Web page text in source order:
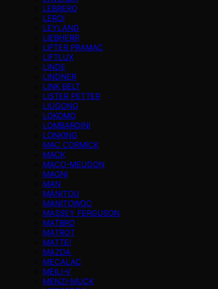
LEBRERO
LEROI
LEYLAND
LIEBHERR
LIFTER PRAMAC
LIFTLUX
LINDE
LINDNER
LINK BELT
LISTER PETTER
LIUGONG
LOKOMO
LOMBARDINI
LONKING
MAC CORMICK
MACK
MACO-MEUDON
MAGNI
MAN
MANITOU
MANITOWOC
MASSEY FERGUSON
MATBRO
MATROT
MATTEI
MAZDA
MECALAC
MEILI-V
MENZI-MUCK